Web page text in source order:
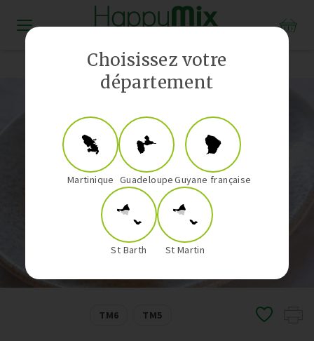
TM6 TM5
Choisissez votre
département
Martinique GuadeloupeGuyane française
St Barth St Martin